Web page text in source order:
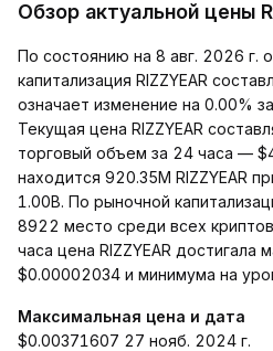
Обзор актуальной цены
По состоянию на 8 авг. 2026 г.
капитализация RIZZYEAR
означает изменение на 0.00%
Текущая цена RIZZYEAR
торговый объем за 24 часа —
находится 920.35M RIZZYEAR
1.00B. По рыночной
8922 место среди всех
часа цена RIZZYEAR достигала
$0.00002034 и минимума на
Максимальная цена и дата
$0.00371607 27 нояб. 2024 г.